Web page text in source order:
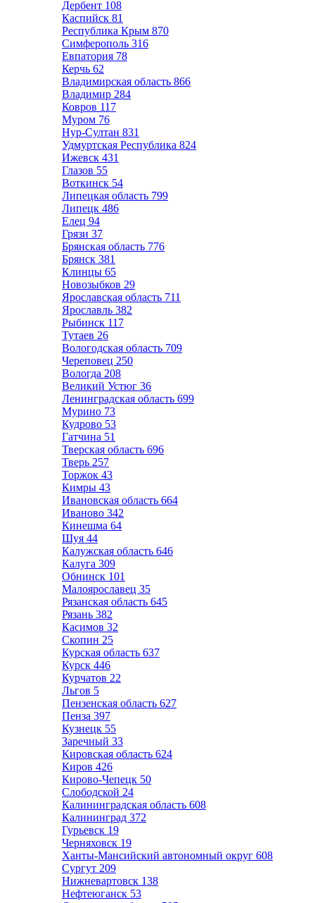
Дербент 108
Каспийск 81
Республика Крым 870
Симферополь 316
Евпатория 78
Керчь 62
Владимирская область 866
Владимир 284
Ковров 117
Муром 76
Нур-Султан 831
Удмуртская Республика 824
Ижевск 431
Глазов 55
Воткинск 54
Липецкая область 799
Липецк 486
Елец 94
Грязи 37
Брянская область 776
Брянск 381
Клинцы 65
Новозыбков 29
Ярославская область 711
Ярославль 382
Рыбинск 117
Тутаев 26
Вологодская область 709
Череповец 250
Вологда 208
Великий Устюг 36
Ленинградская область 699
Мурино 73
Кудрово 53
Гатчина 51
Тверская область 696
Тверь 257
Торжок 43
Кимры 43
Ивановская область 664
Иваново 342
Кинешма 64
Шуя 44
Калужская область 646
Калуга 309
Обнинск 101
Малоярославец 35
Рязанская область 645
Рязань 382
Касимов 32
Скопин 25
Курская область 637
Курск 446
Курчатов 22
Льгов 5
Пензенская область 627
Пенза 397
Кузнецк 55
Заречный 33
Кировская область 624
Киров 426
Кирово-Чепецк 50
Слободской 24
Калининградская область 608
Калининград 372
Гурьевск 19
Черняховск 19
Ханты-Мансийский автономный округ 608
Сургут 209
Нижневартовск 138
Нефтеюганск 53